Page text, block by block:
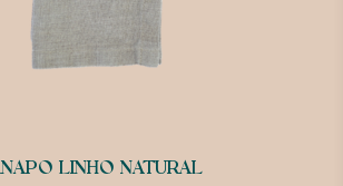
LINHO NATURAL